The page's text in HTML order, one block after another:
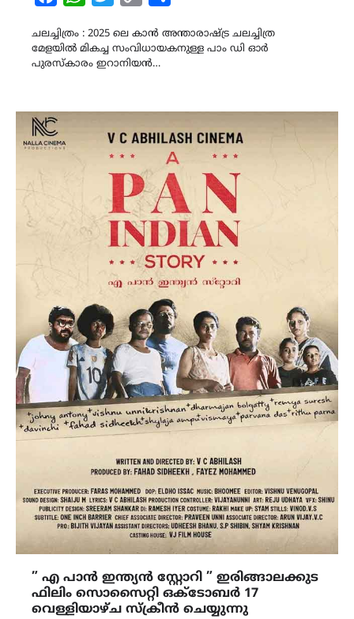
ചലച്ചിത്രം : 2025 ലെ കാൻ അന്താരാഷ്ട്ര ചലച്ചിത്ര
മേളയിൽ മികച്ച സംവിധായകനുള്ള പാം ഡി ഓർ
പുരസ്കാരം ഇറാനിയൻ…
” എ പാൻ ഇന്ത്യൻ സ്റ്റോറി ” ഇരിങ്ങാലക്കുട
ഫിലിം സൊസൈറ്റി ഒക്ടോബർ 17
വെള്ളിയാഴ്ച സ്ക്രീൻ ചെയ്യുന്നു